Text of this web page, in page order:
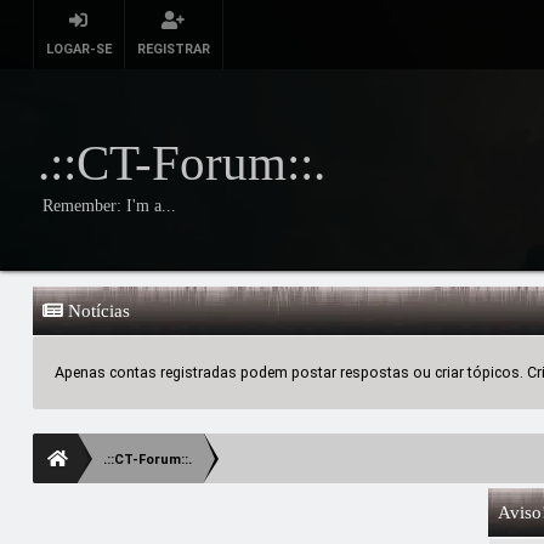
LOGAR-SE REGISTRAR
.::CT-Forum::.
Remember: I'm a...
Notícias
Apenas contas registradas podem postar respostas ou criar tópicos.
.::CT-Forum::.